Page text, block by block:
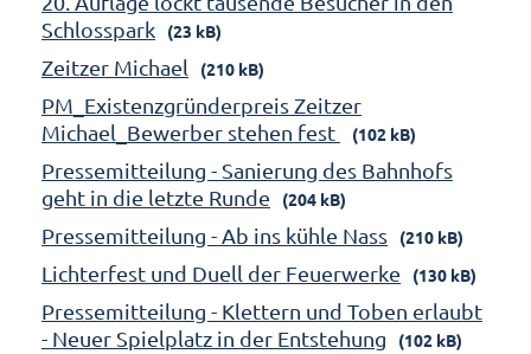
Schlosspark
(23 kB)
Zeitzer Michael (210 kB)
PM_Existenzgründerpreis Zeitzer
Michael_Bewerber stehen fest
(102 kB)
Pressemitteilung - Sanierung des Bahnhofs
geht in die letzte Runde
(204 kB)
Pressemitteilung - Ab ins kühle Nass (210 kB)
Lichterfest und Duell der Feuerwerke (130 kB)
Pressemitteilung - Klettern und Toben erlaubt
- Neuer Spielplatz in der Entstehung
(102 kB)